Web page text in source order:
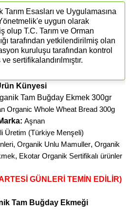
Tarım Esasları ve Uygulamasına
uygun olarak
olup T.C. Tarım ve Orman
tarafından yetkilendirilmiş olan
kuruluşu tarafından kontrol
sertifikalandırılmıştır.
Künyesi
Tam Buğday Ekmek 300gr
Organic Whole Wheat Bread 300g
Aşnan
Üretim (Türkiye Menşeli)
, Organik Unlu Mamuller, Organik
, Ekotar Organik Sertifikalı ürünler
GÜNLERİ TEMİN EDİLİR)
Tam Buğday Ekmeği